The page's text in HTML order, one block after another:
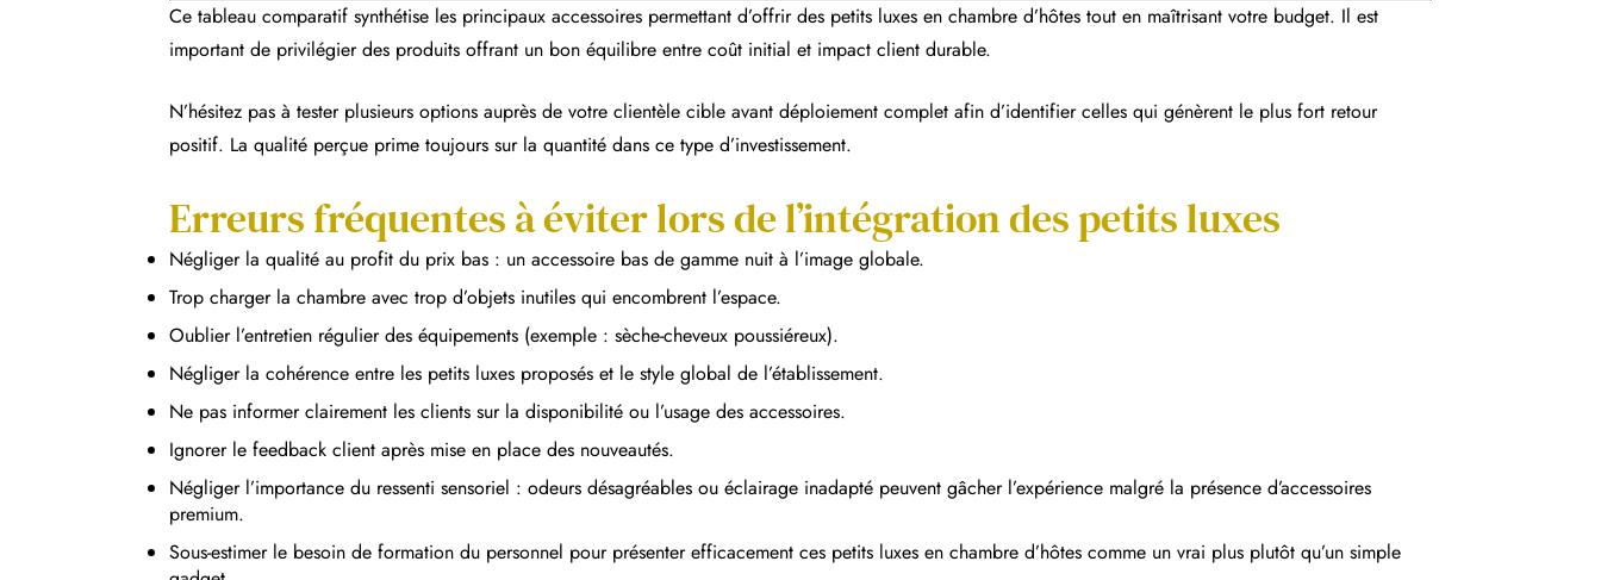
Ce tableau comparatif synthétise les principaux accessoires permettant d’offrir des petits luxes en chambre d’hôtes tout en maîtrisant votre budget. Il est
important de privilégier des produits offrant un bon équilibre entre coût initial et impact client durable.
N’hésitez pas à tester plusieurs options auprès de votre clientèle cible avant déploiement complet afin d’identifier celles qui génèrent le plus fort retour
positif. La qualité perçue prime toujours sur la quantité dans ce type d’investissement.
Erreurs fréquentes à éviter lors de l’intégration des petits luxes
Négliger la qualité au profit du prix bas : un accessoire bas de gamme nuit à l’image globale.
Trop charger la chambre avec trop d’objets inutiles qui encombrent l’espace.
Oublier l’entretien régulier des équipements (exemple : sèche-cheveux poussiéreux).
Négliger la cohérence entre les petits luxes proposés et le style global de l’établissement.
Ne pas informer clairement les clients sur la disponibilité ou l’usage des accessoires.
Ignorer le feedback client après mise en place des nouveautés.
Négliger l’importance du ressenti sensoriel : odeurs désagréables ou éclairage inadapté peuvent gâcher l’expérience malgré la présence d’accessoires
premium.
Sous-estimer le besoin de formation du personnel pour présenter efficacement ces petits luxes en chambre d’hôtes comme un vrai plus plutôt qu’un simple